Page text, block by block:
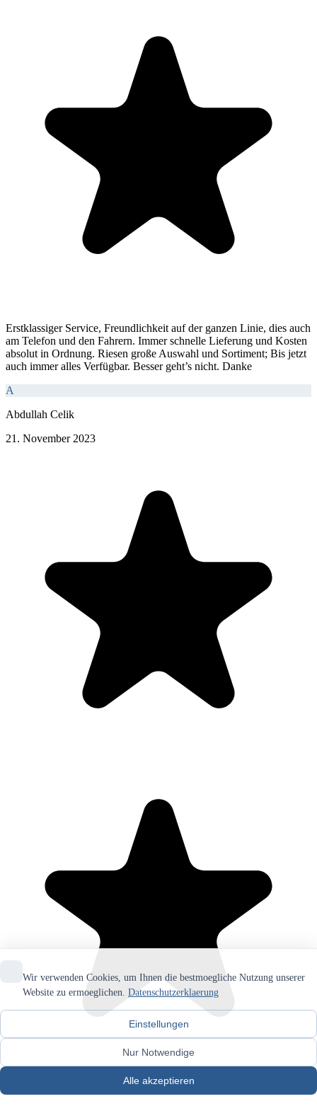
Erstklassiger Service, Freundlichkeit auf der ganzen Linie, dies auch
am Telefon und den Fahrern. Immer schnelle Lieferung und Kosten
absolut in Ordnung. Riesen große Auswahl und Sortiment; Bis jetzt
auch immer alles Verfügbar. Besser geht’s nicht. Danke
A
Abdullah Celik
21. November 2023
Wir verwenden Cookies, um Ihnen die bestmoegliche Nutzung unserer
Website zu ermoeglichen. Datenschutzerklaerung
Einstellungen
Nur Notwendige
Alle akzeptieren